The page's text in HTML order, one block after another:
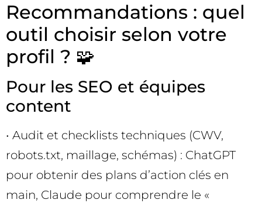
Recommandations : quel
outil choisir selon votre
profil ? 🧩
Pour les SEO et équipes
content
• Audit et checklists techniques (CWV,
robots.txt, maillage, schémas) : ChatGPT
pour obtenir des plans d’action clés en
main, Claude pour comprendre le «